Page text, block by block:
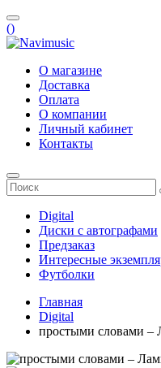
()
О магазине
Доставка
Оплата
О компании
Личный кабинет
Контакты
Digital
Диски с автографами
Предзаказ
Интересные
Футболки
Главная
Digital
простыми словами –